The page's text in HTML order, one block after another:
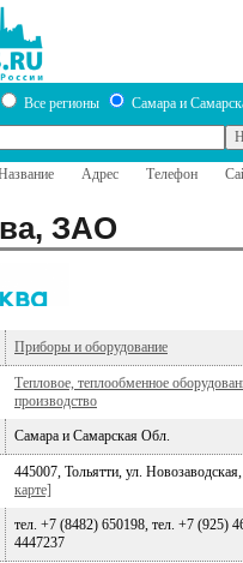
Все регионы Самара и
Адрес Телефон
ЗАО
Приборы и оборудование
Тепловое, теплообменное
производство
Самара и Самарская Обл.
445007, Тольятти, ул.
карте]
тел. +7 (8482) 650198, тел. +7 (925)
4447237